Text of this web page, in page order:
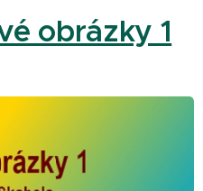
obrázky 1